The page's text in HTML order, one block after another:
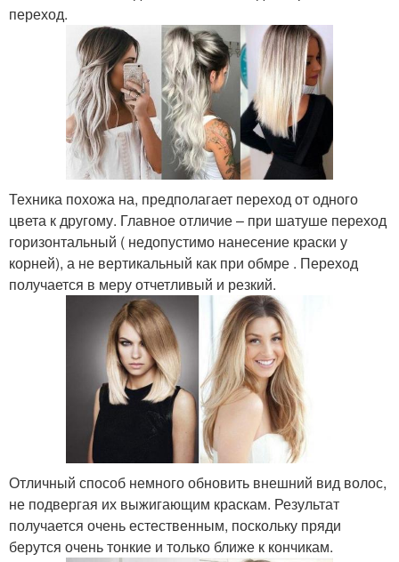
переход.
Техника похожа на, предполагает переход от одного
цвета к другому. Главное отличие – при шатуше переход
горизонтальный ( недопустимо нанесение краски у
корней), а не вертикальный как при обмре . Переход
получается в меру отчетливый и резкий.
Отличный способ немного обновить внешний вид волос,
не подвергая их выжигающим краскам. Результат
получается очень естественным, поскольку пряди
берутся очень тонкие и только ближе к кончикам.